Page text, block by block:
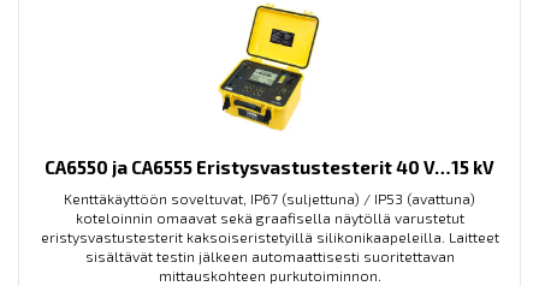
CA6550 ja CA6555 Eristysvastustesterit 40 V…15 kV
Kenttäkäyttöön soveltuvat, IP67 (suljettuna) / IP53 (avattuna)
koteloinnin omaavat sekä graafisella näytöllä varustetut
eristysvastustesterit kaksoiseristetyillä silikonikaapeleilla. Laitteet
sisältävät testin jälkeen automaattisesti suoritettavan
mittauskohteen purkutoiminnon.